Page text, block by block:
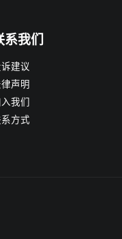
系我们
建议
声明
我们
方式